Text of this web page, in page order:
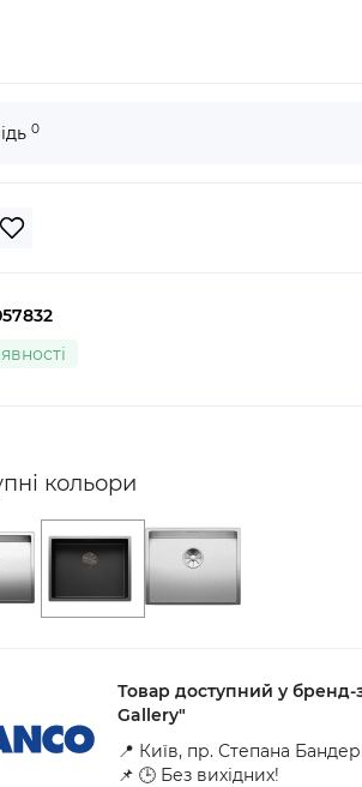
0
кольори
Товар доступний у бренд-
Gallery"
📍 Київ, пр. Степана
📌 🕒 Без вихідних!